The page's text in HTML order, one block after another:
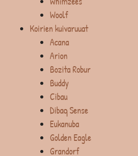
Woolf
Koirien kuivaruuat
Acana
Arion
Bozita Robur
Buddy
Cibau
Dibaq Sense
Eukanuba
Golden Eagle
Grandorf